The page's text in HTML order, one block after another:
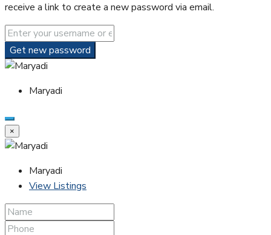
receive a link to create a new password via email.
Get new password
Maryadi
×
Maryadi
View Listings